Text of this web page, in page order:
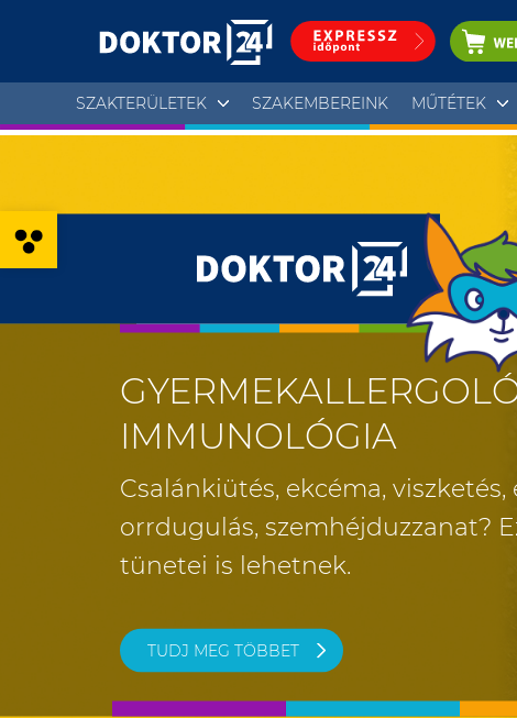
Eszköztár megnyitása
SZAKTERÜLETEK SZAKEMBEREINK MŰTÉTEK
IMMUNOLÓGIA
Csalánkiütés, ekcéma, viszketés,
orrdugulás, szemhéjduzzanat?
tünetei is lehetnek.
TUDJ MEG TÖBBET